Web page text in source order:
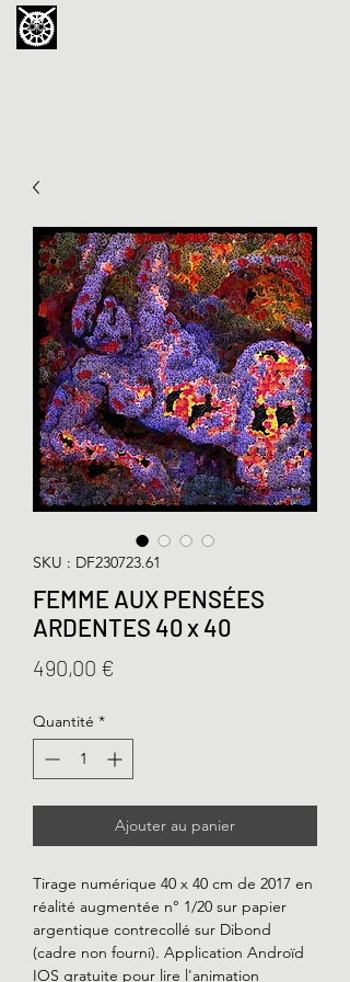
SKU : DF230723.61
FEMME AUX PENSÉES
ARDENTES 40 x 40
490,00 €
Quantité *
Ajouter au panier
Tirage numérique 40 x 40 cm de 2017 en
réalité augmentée n° 1/20 sur papier
argentique contrecollé sur Dibond
(cadre non fourni). Application Androïd
IOS gratuite pour lire l'animation